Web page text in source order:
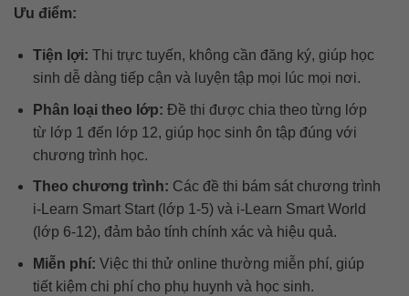
Ưu điểm:
Tiện lợi: Thi trực tuyến, không cần đăng ký, giúp học
sinh dễ dàng tiếp cận và luyện tập mọi lúc mọi nơi.
Phân loại theo lớp: Đề thi được chia theo từng lớp
từ lớp 1 đến lớp 12, giúp học sinh ôn tập đúng với
chương trình học.
Theo chương trình: Các đề thi bám sát chương trình
i-Learn Smart Start (lớp 1-5) và i-Learn Smart World
(lớp 6-12), đảm bảo tính chính xác và hiệu quả.
Miễn phí: Việc thi thử online thường miễn phí, giúp
tiết kiệm chi phí cho phụ huynh và học sinh.